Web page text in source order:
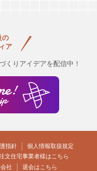
の
ア
くりアイデアを配信中！
指針
個人情報取扱規定
文住宅事業者様はこちら
社 退会はこちら